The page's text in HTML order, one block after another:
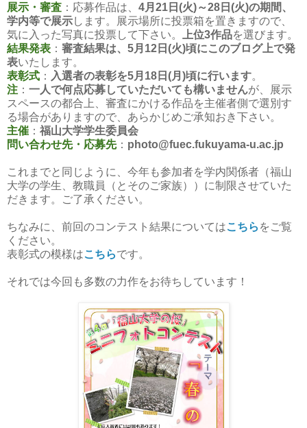
展示・審査 ：応募作品は、 4月21日(火)～28日(火)の期間、
学内等で展示します。展示場所に投票箱を置きますので、
気に入った写真に投票して下さい。
上位3作品を選びます。
結果発表 ： 審査結果は、5月12日(火)頃にこのブログ上で発
表いたします。
表彰式 ： 入選者の表彰を5月18日(月)頃に行います。
注 ： 一人で何点応募していただいても構いませんが、展示
スペースの都合上、審査にかける作品を主催者側で選別す
る場合がありますので、あらかじめご承知おき下さい。
主催 ： 福山大学学生委員会
問い合わせ先・応募先： photo@fuec.fukuyama-u.ac.jp
これまでと同じように、今年も参加者を学内関係者（福山
大学の学生、教職員（とそのご家族））に制限させていた
だきます。ご了承ください。
ちなみに、前回のコンテスト結果についてはこちら をご覧
ください。
表彰式の模様はこちらです。
それでは今回も多数の力作をお待ちしています！